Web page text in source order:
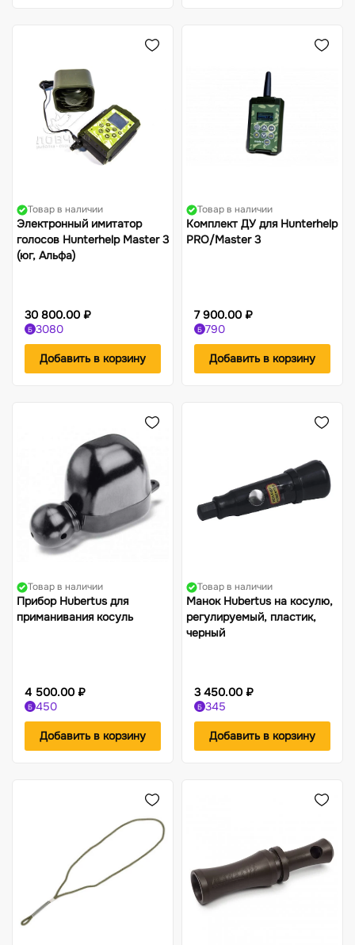
Товар в наличии
Электронный имитатор
голосов Hunterhelp Master 3
(юг, Альфа)
30 800.00 ₽
Б 3080
Добавить в корзину
Товар в наличии
Комплект ДУ для Hunterhelp
PRO/Master 3
7 900.00 ₽
Б 790
Добавить в корзину
Товар в наличии
Прибор Hubertus для
приманивания косуль
4 500.00 ₽
Б 450
Добавить в корзину
Товар в наличии
Манок Hubertus на косулю,
регулируемый, пластик,
черный
3 450.00 ₽
Б 345
Добавить в корзину